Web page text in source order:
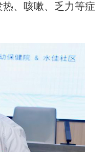
、咳嗽、乏力等症